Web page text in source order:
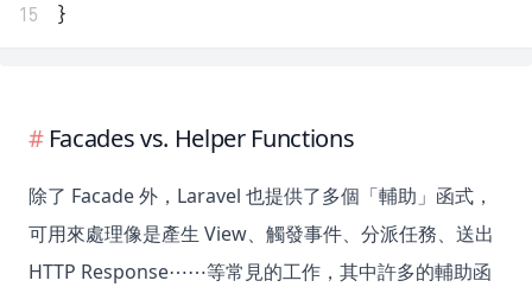
15
}
Facades vs. Helper Functions
除了 Facade 外，Laravel 也提供了多個「輔助」函式，
可用來處理像是產生 View、觸發事件、分派任務、送出
HTTP Response⋯⋯等常見的工作，其中許多的輔助函